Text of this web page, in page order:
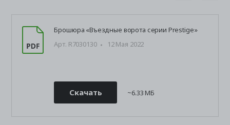
Брошюра «Въездные ворота серии Prestige»
Арт. R7030130
12 Мая 2022
Скачать ~6.33 МБ